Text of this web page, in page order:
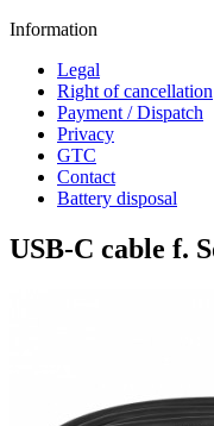
Information
Legal
Right of cancellation
Payment / Dispatch
Privacy
GTC
Contact
Battery disposal
USB-C cable f.